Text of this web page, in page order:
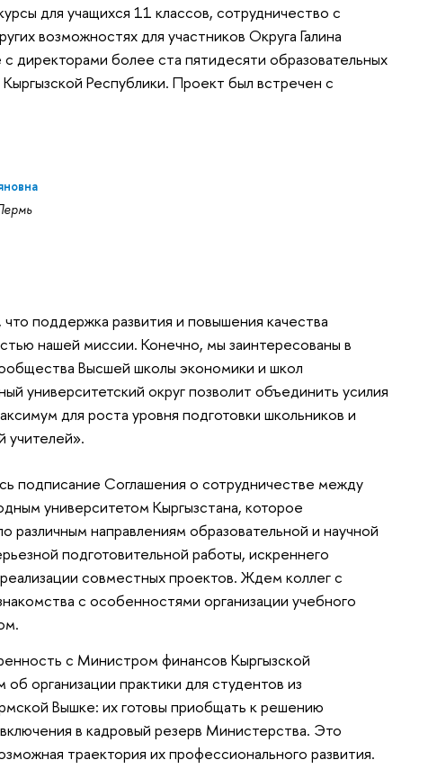
для учащихся 11 классов, сотрудничество с
возможностях для участников Округа Галина
с директорами более ста пятидесяти образовательных
Республики. Проект был встречен с
поддержка развития и повышения качества
нашей миссии. Конечно, мы заинтересованы в
Высшей школы экономики и школ
университетский округ позволит объединить усилия
для роста уровня подготовки школьников и
учителей».
подписание Соглашения о сотрудничестве между
университетом Кыргызстана, которое
различным направлениям образовательной и научной
подготовительной работы, искреннего
совместных проектов. Ждем коллег с
с особенностями организации учебного
с Министром финансов Кыргызской
организации практики для студентов из
Вышке: их готовы приобщать к решению
в кадровый резерв Министерства. Это
траектория их профессионального развития.